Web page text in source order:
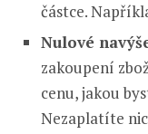
částce.
Nulové
zakoupení
cenu, jakou
Nezaplatíte